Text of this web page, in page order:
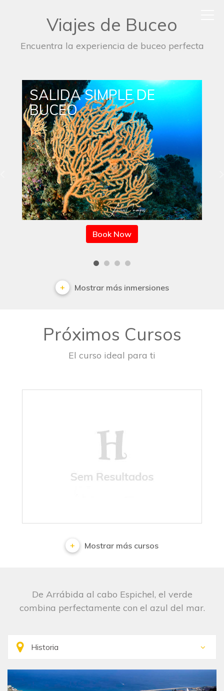
Viajes de Buceo
Encuentra la experiencia de buceo perfecta
SALIDA DE BUCEO
NOCTURNO
Book Now
Mostrar más inmersiones
Próximos Cursos
El curso ideal para ti
No results
Mostrar más cursos
De Arrábida al cabo Espichel, el verde
combina perfectamente con el azul del mar.